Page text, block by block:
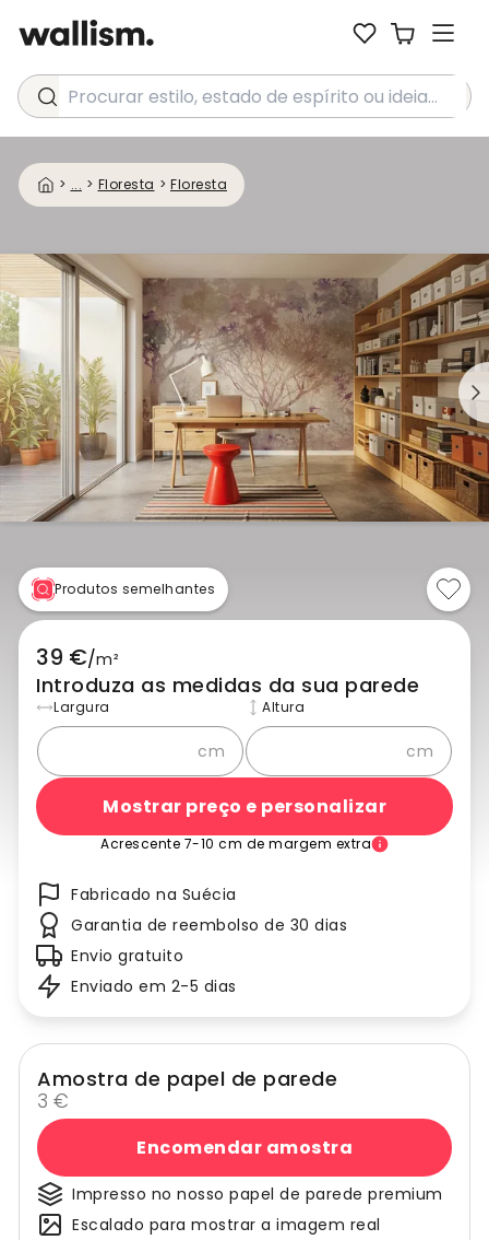
Procurar estilo, estado de espírito ou ideia...
> ... > Floresta > Floresta
Produtos semelhantes
39 €/m²
Introduza as medidas da sua parede
Largura
cm
Altura
cm
Mostrar preço e personalizar
Acrescente 7-10 cm de margem extra
Fabricado na Suécia
Garantia de reembolso de 30 dias
Envio gratuito
Enviado em 2-5 dias
Amostra de papel de parede
3 €
Encomendar amostra
Impresso no nosso papel de parede premium
Escalado para mostrar a imagem real